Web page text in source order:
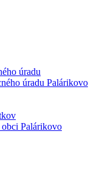
úradu
úradu Palárikovo
Palárikovo